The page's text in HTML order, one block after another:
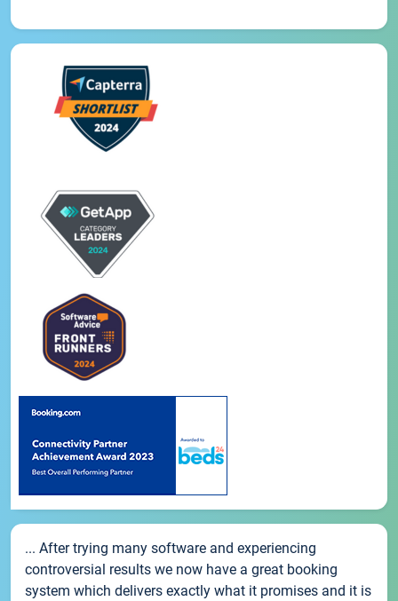
... After trying many software and experiencing
controversial results we now have a great booking
system which delivers exactly what it promises and it is